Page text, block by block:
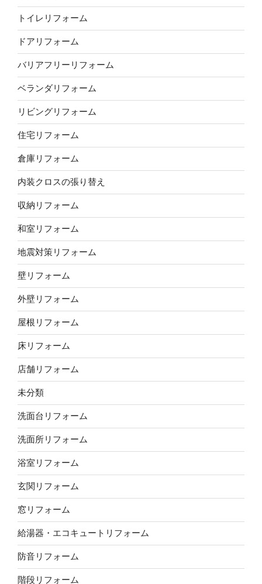
トイレリフォーム
ドアリフォーム
バリアフリーリフォーム
ベランダリフォーム
リビングリフォーム
住宅リフォーム
倉庫リフォーム
内装クロスの張り替え
収納リフォーム
和室リフォーム
地震対策リフォーム
壁リフォーム
外壁リフォーム
屋根リフォーム
床リフォーム
店舗リフォーム
未分類
洗面台リフォーム
洗面所リフォーム
浴室リフォーム
玄関リフォーム
窓リフォーム
給湯器・エコキュートリフォーム
防音リフォーム
階段リフォーム